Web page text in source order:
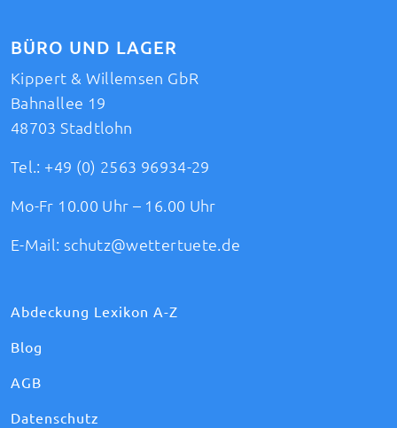
BÜRO UND LAGER
Kippert & Willemsen GbR
Bahnallee 19
48703 Stadtlohn
Tel.: +49 (0) 2563 96934-29
Mo-Fr 10.00 Uhr – 16.00 Uhr
E-Mail: schutz@wettertuete.de
Abdeckung Lexikon A-Z
Blog
AGB
Datenschutz